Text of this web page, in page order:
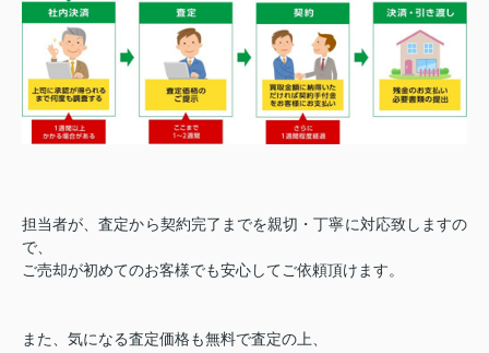
担当者が、査定から契約完了までを親切・丁寧に対応致しますの
で、
ご売却が初めてのお客様でも安心してご依頼頂けます。
また、気になる査定価格も無料で査定の上、